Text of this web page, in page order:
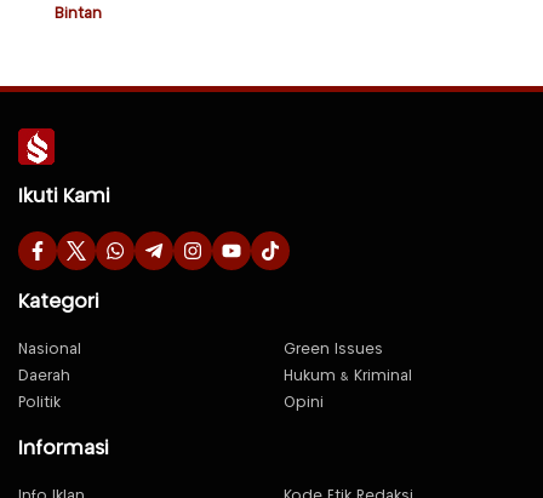
Bintan
Ikuti Kami
Kategori
Nasional
Green Issues
Daerah
Hukum & Kriminal
Politik
Opini
Informasi